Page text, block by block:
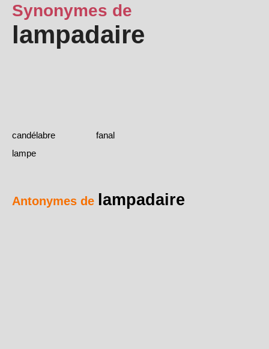
Synonymes de
lampadaire
candélabre
fanal
lampe
Antonymes de lampadaire